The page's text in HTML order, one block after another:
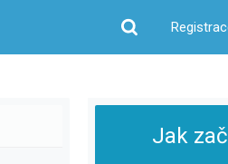
Hledat
Jak